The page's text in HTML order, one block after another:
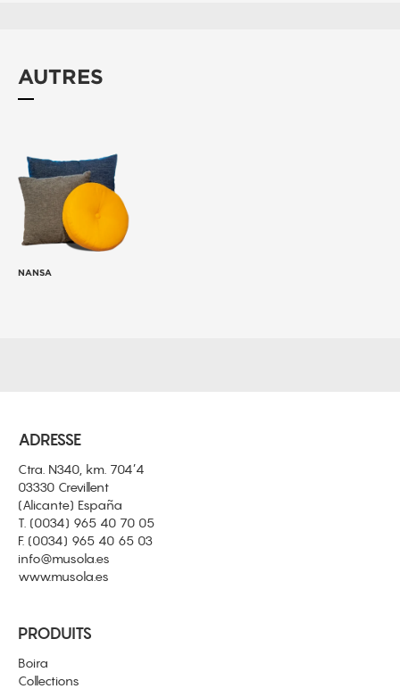
AUTRES
NANSA
ADRESSE
Ctra. N340, km. 704’4
03330 Crevillent
(Alicante) España
T. (0034) 965 40 70 05
F. (0034) 965 40 65 03
info@musola.es
www.musola.es
PRODUITS
Boira
Collections